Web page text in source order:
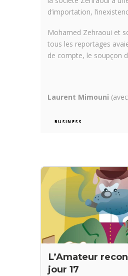
d’importation,
Mohamed Zehraoui et
tous les reportages
de compte, le soupçon
Laurent Mimouni
BUSINESS
L’Amateur
jour 17